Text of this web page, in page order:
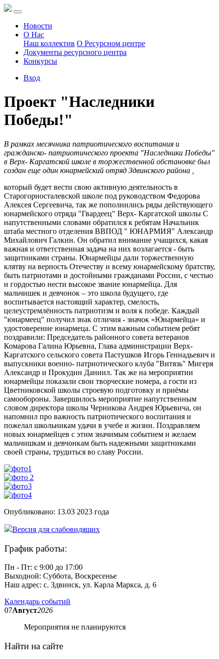
Новости
О Нас
Наш коллектив О Ресурсном центре
Документы ресурсного центра
Конкурсы
Вход
Проект "Наследники
Победы!"
В рамках месячника патриотического воспитания и
гражданско- патриотического проекта "Наследники Победы"
в Верх- Каргатской школе в торжественной обстановке был
создан еще один юнармейский отряд Здвинского района ,
который будет вести свою активную деятельность в
Старогорносталевской школе под руководством Федорова
Алексея Сергеевича, так же пополнились ряды действующего
юнармейского отряда "Гвардеец" Верх- Каргатской школы С
напутственными словами обратился к ребятам Начальник
штаба местного отделения ВВПОД " ЮНАРМИЯ" Александр
Михайлович Галкин. Он обратил внимание учащихся, какая
важная и ответственная задача на них возлагается - быть
защитниками страны. Юнармейцы дали торжественную
клятву на верность Отечеству и всему юнармейскому братству,
быть патриотами и достойными гражданами России, с честью
и гордостью нести высокое звание юнармейца. Для
мальчишек и девчонок – это школа будущего, где
воспитывается настоящий характер, смелость,
целеустремлённость патриотизм и воля к победе. Каждый
"юнармеец" получил знак отличия - значок «Юнармейца» и
удостоверение юнармеца. С этим важным событием ребят
поздравили: Председатель районного совета ветеранов
Комарова Галина Юрьевна, Глава администрации Верх-
Каргатского сельского совета Пастушков Игорь Геннадьевич и
выпускники военно- патриотического клуба "Витязь" Мигеря
Александр и Прокудин Даниил. Так же на мероприятии
юнармейцы показали свои творческие номера, а гости из
Цветниковской школы строевую подготовку и приёмы
самообороны. Завершилось мероприятие напутственным
словом директора школы Черникова Андрея Юрьевича, он
напомнил про важность патриотического воспитания и
пожелал школьникам удачи в учебе и жизни. Поздравляем
новых юнармейцев с этим значимым событием и желаем
мальчишкам и девчонкам быть надежными защитниками
своей страны, трудиться во славу России.
Опубликовано: 13.03 2023 года
Версия для слабовидящих
График работы:
Пн - Пт: c 9:00 до 17:00
Выходной: Суббота, Воскресенье
Наш адрес: с. Здвинск, ул. Карла Маркса, д. 6
Календарь событий
07Август2026
Мероприятия не планируются
Найти на сайте